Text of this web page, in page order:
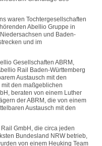
waren Tochtergesellschaften
Abellio Gruppe in
und Baden-
und im
Gesellschaften ABRM,
Rail Baden-Württemberg
Austausch mit den
den maßgeblichen
beraten von einem Luther
der ABRM, die von einem
Austausch mit den
GmbH, die circa jeden
Bundesland NRW betrieb,
von einem Heuking Team